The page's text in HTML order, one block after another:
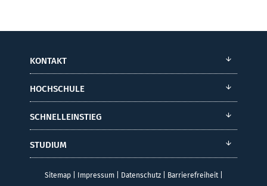
KONTAKT
HOCHSCHULE
SCHNELLEINSTIEG
STUDIUM
Sitemap| Impressum| Datenschutz| Barrierefreiheit|